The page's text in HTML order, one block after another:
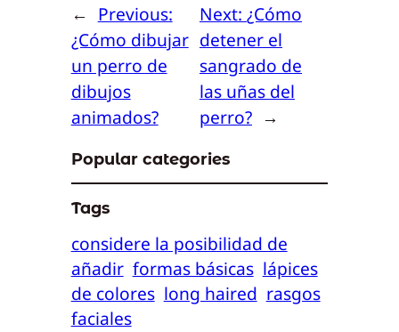
← Previous:
¿Cómo dibujar
un perro de
dibujos
animados?
Next: ¿Cómo
detener el
sangrado de
las uñas del
perro? →
Popular categories
Tags
considere la posibilidad de
añadir formas básicas lápices
de colores long haired rasgos
faciales